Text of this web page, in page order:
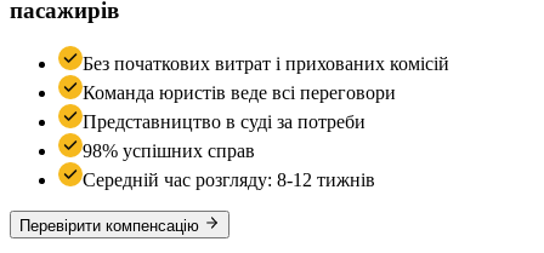
пасажирів
Без початкових витрат і прихованих комісій
Команда юристів веде всі переговори
Представництво в суді за потреби
98% успішних справ
Середній час розгляду: 8-12 тижнів
Перевірити компенсацію